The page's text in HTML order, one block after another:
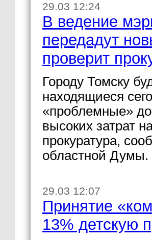
29.03 12:24
В ведение
передадут
проверит
Городу Томску
находящиеся
«проблемные»
высоких затрат
прокуратура,
областной Думы.
29.03 12:07
Принятие
13% детскую